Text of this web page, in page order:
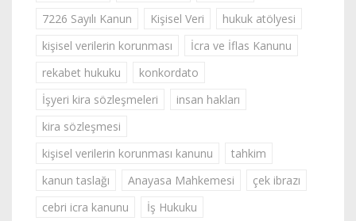
7226 Sayılı Kanun
Kişisel Veri
hukuk atölyesi
kişisel verilerin korunması
İcra ve İflas Kanunu
rekabet hukuku
konkordato
İşyeri kira sözleşmeleri
insan hakları
kira sözleşmesi
kişisel verilerin korunması kanunu
tahkim
kanun taslağı
Anayasa Mahkemesi
çek ibrazı
cebri icra kanunu
İş Hukuku